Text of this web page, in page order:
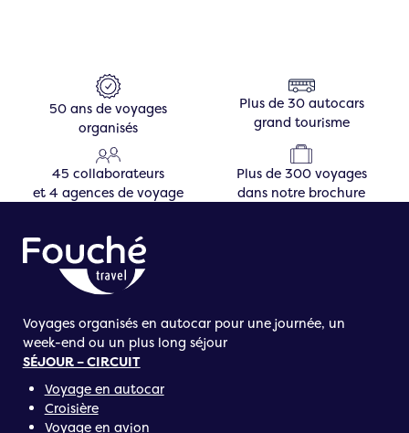
50 ans de voyages
organisés
Plus de 30 autocars
grand tourisme
45 collaborateurs
et 4 agences de voyage
Plus de 300 voyages
dans notre brochure
Voyages organisés en autocar pour une journée, un
week-end ou un plus long séjour
SÉJOUR – CIRCUIT
Voyage en autocar
Croisière
Voyage en avion